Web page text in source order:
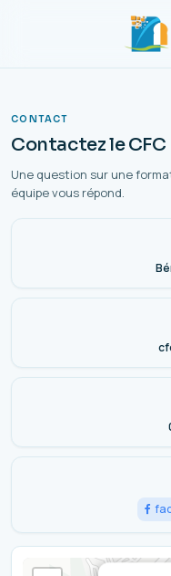
CONTACT
Contactez le CFC
Une question sur une
équipe vous répond.